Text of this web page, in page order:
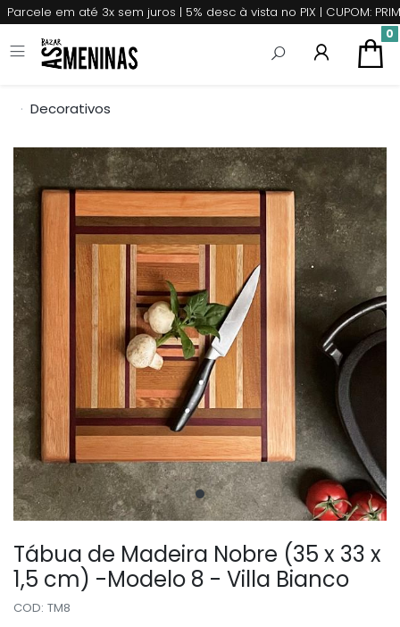
Parcele em até 3x sem juros | 5% desc à vista no PIX | CUPOM:
0
Decorativos
Tábua de Madeira Nobre (35 x 33 x
1,5 cm) -Modelo 8 - Villa Bianco
COD: TM8